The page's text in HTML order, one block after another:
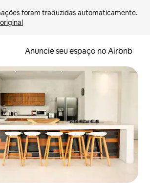
Anuncie seu espaço no Airbnb